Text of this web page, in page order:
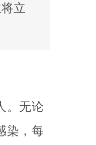
立
。无论
染，每